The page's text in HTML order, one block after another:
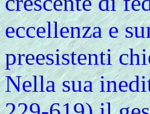
eccellenza e
preesistenti
Nella sua